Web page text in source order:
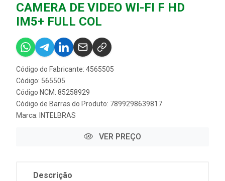
CAMERA DE VIDEO WI-FI F HD
IM5+ FULL COL
Código do Fabricante: 4565505
Código: 565505
Código NCM: 85258929
Código de Barras do Produto: 7899298639817
Marca: INTELBRAS
VER PREÇO
Descrição